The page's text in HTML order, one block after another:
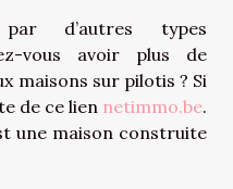
d’autres types
vous avoir plus de
maisons sur pilotis ? Si
de ce lien netimmo.be.
une maison construite